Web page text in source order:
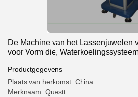
De Machine van het Lassenjuwelen
voor Vorm die,
Productgegevens
Plaats van herkomst: China
Merknaam: Questt